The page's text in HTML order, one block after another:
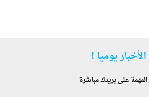
يوميا !
على بريدك مباشرة